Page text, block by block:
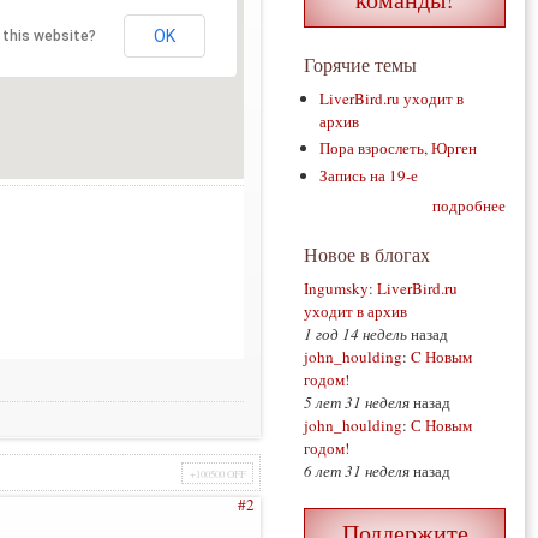
this website? OK
+100500 OFF
#2
Горячие темы
LiverBird.ru уходит в
архив
Пора взрослеть, Юрген
Запись на 19-е
подробнее
Новое в блогах
Ingumsky: LiverBird.ru
уходит в архив
1 год 14 недельназад
john_houlding: C Новым
годом!
5 лет 31 неделяназад
john_houlding: С Новым
годом!
6 лет 31 неделяназад